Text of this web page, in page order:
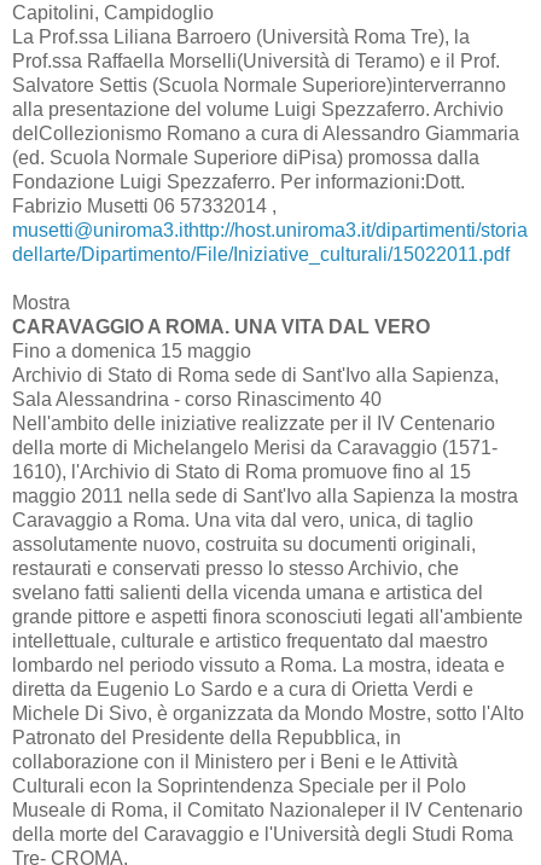
Capitolini, Campidoglio
La Prof.ssa Liliana Barroero (Università Roma Tre), la
Prof.ssa Raffaella Morselli(Università di Teramo) e il Prof.
Salvatore Settis (Scuola Normale Superiore)interverranno
alla presentazione del volume Luigi Spezzaferro. Archivio
delCollezionismo Romano a cura di Alessandro Giammaria
(ed. Scuola Normale Superiore diPisa) promossa dalla
Fondazione Luigi Spezzaferro. Per informazioni:Dott.
Fabrizio Musetti 06 57332014 ,
musetti@uniroma3.ithttp://host.uniroma3.it/dipartimenti/storia
dellarte/Dipartimento/File/Iniziative_culturali/15022011.pdf
Mostra
CARAVAGGIO A ROMA. UNA VITA DAL VERO
Fino a domenica 15 maggio
Archivio di Stato di Roma sede di Sant'Ivo alla Sapienza,
Sala Alessandrina - corso Rinascimento 40
Nell'ambito delle iniziative realizzate per il IV Centenario
della morte di Michelangelo Merisi da Caravaggio (1571-
1610), l'Archivio di Stato di Roma promuove fino al 15
maggio 2011 nella sede di Sant'Ivo alla Sapienza la mostra
Caravaggio a Roma. Una vita dal vero, unica, di taglio
assolutamente nuovo, costruita su documenti originali,
restaurati e conservati presso lo stesso Archivio, che
svelano fatti salienti della vicenda umana e artistica del
grande pittore e aspetti finora sconosciuti legati all'ambiente
intellettuale, culturale e artistico frequentato dal maestro
lombardo nel periodo vissuto a Roma. La mostra, ideata e
diretta da Eugenio Lo Sardo e a cura di Orietta Verdi e
Michele Di Sivo, è organizzata da Mondo Mostre, sotto l'Alto
Patronato del Presidente della Repubblica, in
collaborazione con il Ministero per i Beni e le Attività
Culturali econ la Soprintendenza Speciale per il Polo
Museale di Roma, il Comitato Nazionaleper il IV Centenario
della morte del Caravaggio e l'Università degli Studi Roma
Tre- CROMA.